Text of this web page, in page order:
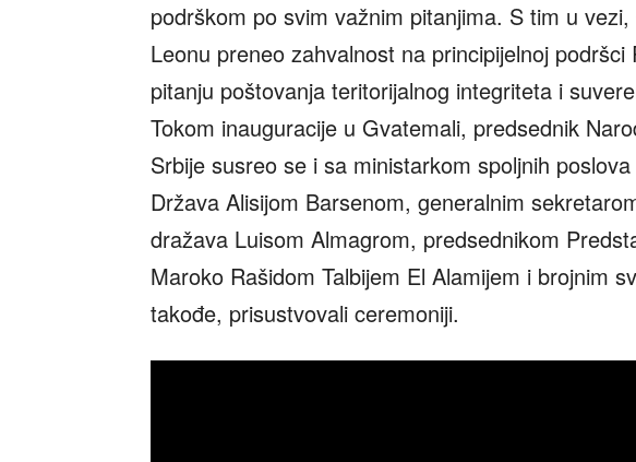
podrškom po svim važnim pitanjima. S tim u
Leonu preneo zahvalnost na principijelnoj
pitanju poštovanja teritorijalnog integriteta i
Tokom inauguracije u Gvatemali, predsednik
Srbije susreo se i sa ministarkom spoljnih
Država Alisijom Barsenom, generalnim
dražava Luisom Almagrom, predsednikom
Maroko Rašidom Talbijem El Alamijem i brojnim
takođe, prisustvovali ceremoniji.